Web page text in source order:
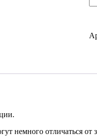
немного отличаться от